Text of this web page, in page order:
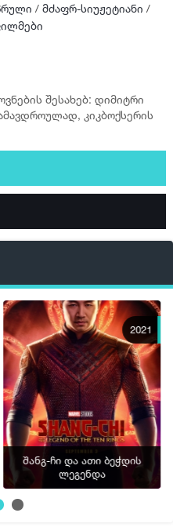
/ მძაფრ-სიუჟეტიანი /
შესახებ: დიმიტრი
კიკბოქსერის
2021
შანგ-ჩი და ათი ბეჭდის
ლეგენდა